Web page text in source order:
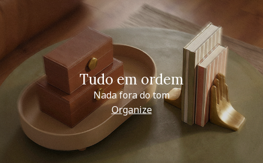
Tudo em ordem
Nada fora do tom
Organize